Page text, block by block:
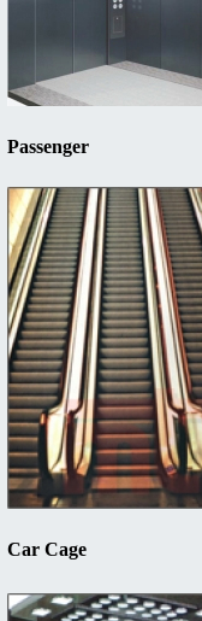
Passenger
Car Cage